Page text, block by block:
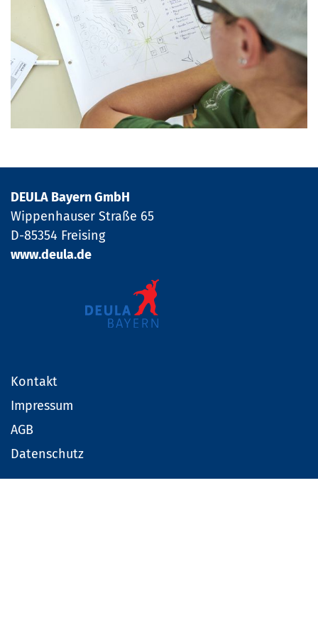
DEULA Bayern GmbH
Wippenhauser Straße 65
D-85354 Freising
www.deula.de
Kontakt
Impressum
AGB
Datenschutz